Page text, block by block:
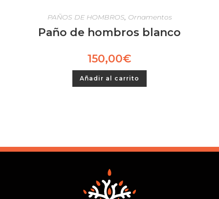
PAÑOS DE HOMBROS, Ornamentos
Paño de hombros blanco
150,00€
Añadir al carrito